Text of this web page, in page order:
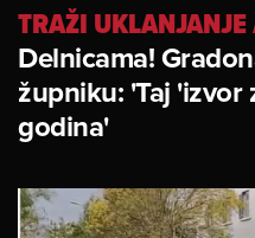
TRAŽI UKLANJANJE
Delnicama!
župniku: 'Taj 'izvor
godina'